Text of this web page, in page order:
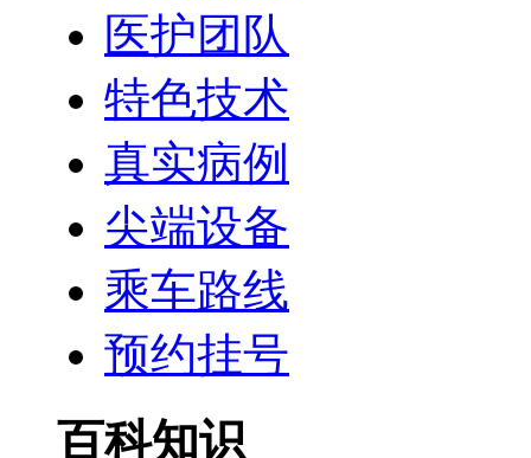
医护团队
特色技术
真实病例
尖端设备
乘车路线
预约挂号
百科知识